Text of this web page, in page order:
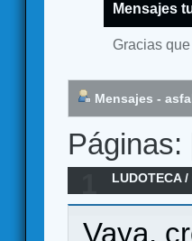
Mensajes
Gracias
Mensajes -
Páginas:
LUDOTECA/
Vaya,